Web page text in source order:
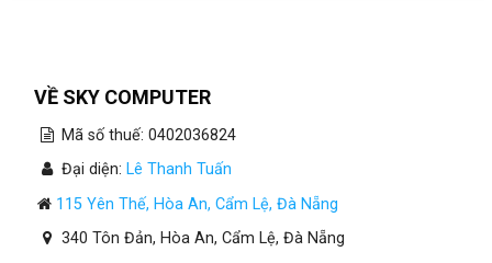
VỀ SKY COMPUTER
Mã số thuế: 0402036824
Đại diện: Lê Thanh Tuấn
115 Yên Thế, Hòa An, Cẩm Lệ, Đà Nẵng
340 Tôn Đản, Hòa An, Cẩm Lệ, Đà Nẵng